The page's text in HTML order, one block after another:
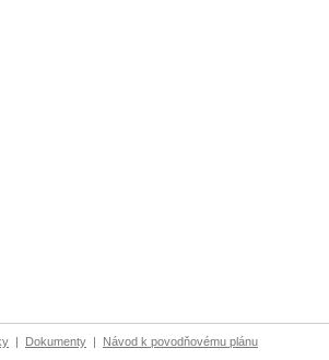
| Dokumenty | Návod k povodňovému plánu